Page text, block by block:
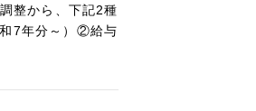
整から、下記2種
7年分～）②給与